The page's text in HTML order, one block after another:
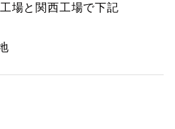
場と関西工場で下記